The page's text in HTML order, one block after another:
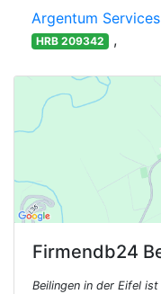
Argentum
HRB 209342 ,
Firmendb24
Beilingen in der Eifel